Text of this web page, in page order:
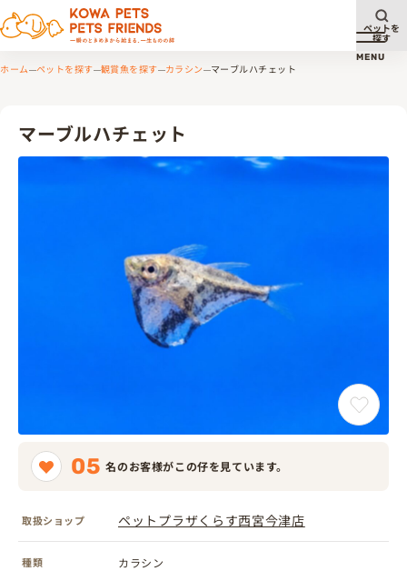
メニ
MENU
ペットを
探す
ホーム ペットを探す 観賞魚を探す カラシン マーブルハチェット
マーブルハチェット
05 名のお客様がこの仔を見ています。
取扱ショップ ペットプラザくらす西宮今津店
種類 カラシン